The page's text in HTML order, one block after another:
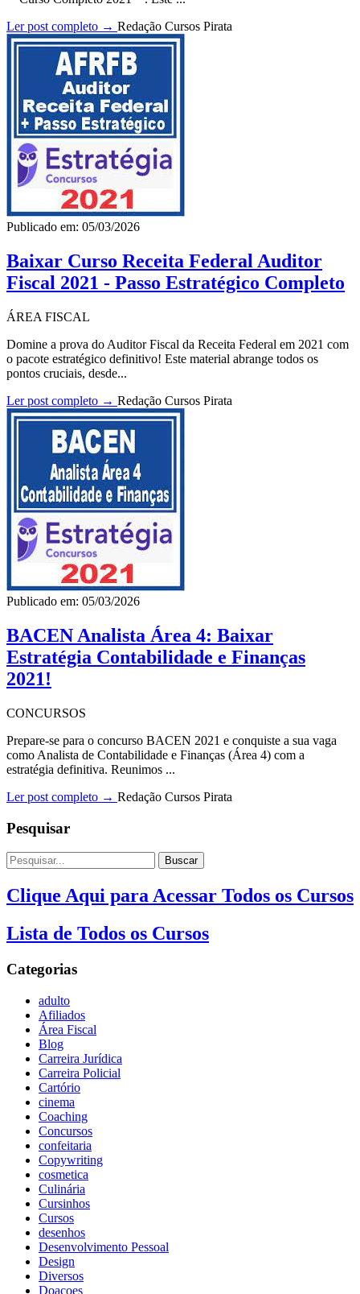
Ler post completo → Redação Cursos Pirata
Publicado em: 05/03/2026
Baixar Curso Receita Federal Auditor
Fiscal 2021 - Passo Estratégico Completo
ÁREA FISCAL
Domine a prova do Auditor Fiscal da Receita Federal em 2021 com
o pacote estratégico definitivo! Este material abrange todos os
pontos cruciais, desde...
Ler post completo → Redação Cursos Pirata
Publicado em: 05/03/2026
BACEN Analista Área 4: Baixar
Estratégia Contabilidade e Finanças
2021!
CONCURSOS
Prepare-se para o concurso BACEN 2021 e conquiste a sua vaga
como Analista de Contabilidade e Finanças (Área 4) com a
estratégia definitiva. Reunimos ...
Ler post completo → Redação Cursos Pirata
Pesquisar
Buscar
Clique Aqui para Acessar Todos os Cursos
Lista de Todos os Cursos
Categorias
adulto
Afiliados
Área Fiscal
Blog
Carreira Jurídica
Carreira Policial
Cartório
cinema
Coaching
Concursos
confeitaria
Copywriting
cosmetica
Culinária
Cursinhos
Cursos
desenhos
Desenvolvimento Pessoal
Design
Diversos
Doaçoes